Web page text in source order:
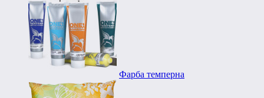
Фарба темперна